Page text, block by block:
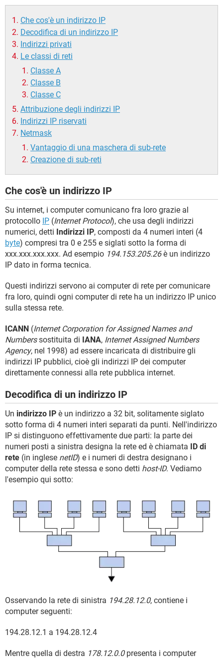
HARDWARE
Che cos'è un indirizzo IP
Decodifica di un indirizzo IP
Indirizzi privati
Le classi di reti
Classe A
Classe B
Classe C
Attribuzione degli indirizzi IP
Indirizzi IP riservati
Netmask
Vantaggio di una maschera di sub-rete
Creazione di sub-reti
Che cos'è un indirizzo IP
Su internet, i computer comunicano fra loro grazie al
protocollo IP (Internet Protocol), che usa degli indirizzi
numerici, detti Indirizzi IP, composti da 4 numeri interi (4
byte) compresi tra 0 e 255 e siglati sotto la forma di
xxx.xxx.xxx.xxx. Ad esempio 194.153.205.26è un indirizzo
IP dato in forma tecnica.
Questi indirizzi servono ai computer di rete per comunicare
fra loro, quindi ogni computer di rete ha un indirizzo IP unico
sulla stessa rete.
ICANN (Internet Corporation for Assigned Names and
Numberssostituita di IANA, Internet Assigned Numbers
Agency, nel 1998) ad essere incaricata di distribuire gli
indirizzi IP pubblici, cioè gli indirizzi IP dei computer
direttamente connessi alla rete pubblica internet.
Decodifica di un indirizzo IP
Un indirizzo IP è un indirizzo a 32 bit, solitamente siglato
sotto forma di 4 numeri interi separati da punti. Nell'indirizzo
IP si distinguono effettivamente due parti: la parte dei
numeri posti a sinistra designa la rete ed è chiamata
ID di
rete (in inglese netID) e i numeri di destra designano i
computer della rete stessa e sono detti host-ID. Vediamo
l'esempio qui sotto:
Osservando la rete di sinistra 194.28.12.0, contiene i
computer seguenti:
194.28.12.1 a 194.28.12.4
Mentre quella di destra 178.12.0.0presenta i computer